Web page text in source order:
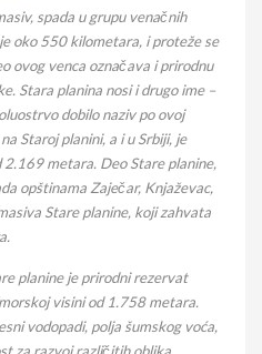
spada u grupu venačnih
oko 550 kilometara, i proteže se
ovog venca označava i prirodnu
Stara planina nosi i drugo ime –
dobilo naziv po ovoj
Staroj planini, a i u Srbiji, je
metara. Deo Stare planine,
opštinama Zaječar, Knjaževac,
Stare planine, koji zahvata
planine je prirodni rezervat
visini od 1.758 metara.
vodopadi, polja šumskog voća,